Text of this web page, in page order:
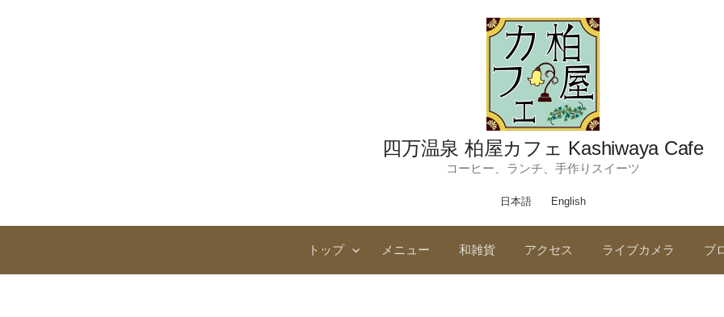
四万温泉 柏屋カフェ Kashiwaya Cafe
コーヒー、ランチ、手作りスイーツ
日本語 English
トップ メニュー 和雑貨 アクセス ライブカメラ ブ